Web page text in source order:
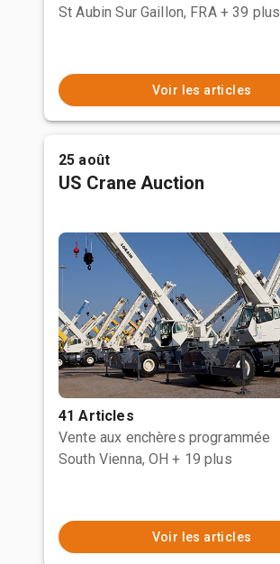
St Aubin Sur Gaillon, FRA + 39 plus
Voir les articles
25 août
US Crane Auction
41 Articles
Vente aux enchères programmée
South Vienna, OH + 19 plus
Voir les articles